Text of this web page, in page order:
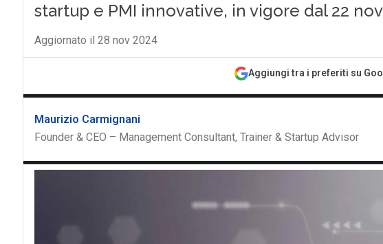
startup e PMI innovative, in vigore dal 22
Aggiornato il 28 nov 2024
Aggiungi tra i preferiti su
Maurizio Carmignani
Founder & CEO – Management Consultant, Trainer & Startup Advisor